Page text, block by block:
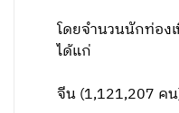
โดยจำนวนนักท่อง
ได้แก่
จีน (1,121,207 ค